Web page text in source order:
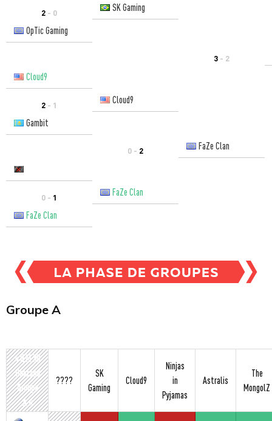
2 - 0
SK Gaming
OpTic Gaming
3 - 2
Cloud9
2 - 1
Cloud9
Gambit
0 - 2 FaZe Clan
0 - 1
FaZe Clan
FaZe Clan
Groupe A
» IEM XII
Oakland
Groupe
A «
????
SK
Gaming
Cloud9
Ninjas
in
Pyjamas
Astralis
The
MongolZ